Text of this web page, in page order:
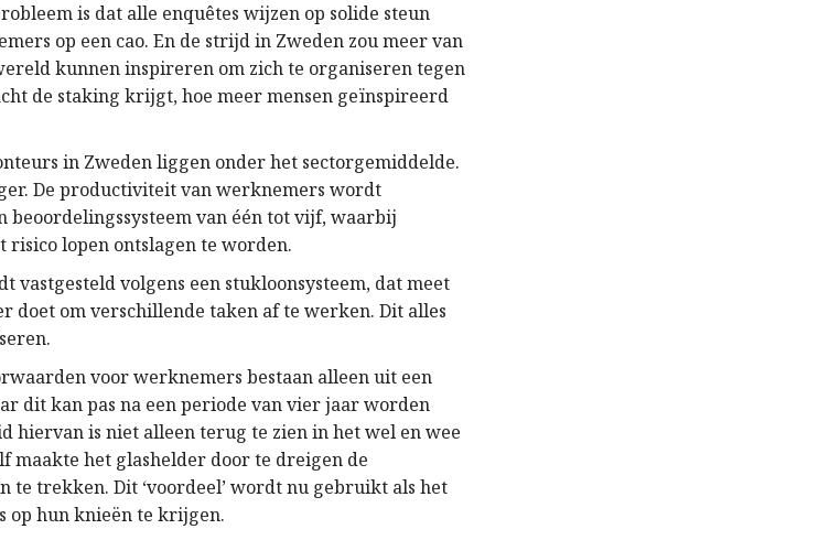
is dat alle enquêtes wijzen op solide steun
op een cao. En de strijd in Zweden zou meer van
kunnen inspireren om zich te organiseren tegen
de staking krijgt, hoe meer mensen geïnspireerd
in Zweden liggen onder het sectorgemiddelde.
De productiviteit van werknemers wordt
beoordelingssysteem van één tot vijf, waarbij
risico lopen ontslagen te worden.
vastgesteld volgens een stukloonsysteem, dat meet
doet om verschillende taken af te werken. Dit alles
voor werknemers bestaan alleen uit een
dit kan pas na een periode van vier jaar worden
hiervan is niet alleen terug te zien in het wel en wee
maakte het glashelder door te dreigen de
te trekken. Dit ‘voordeel’ wordt nu gebruikt als het
op hun knieën te krijgen.